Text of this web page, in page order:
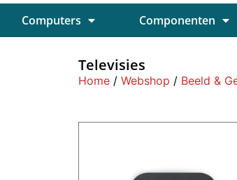
Computers Componenten
Televisies
Home / Webshop / Beeld &